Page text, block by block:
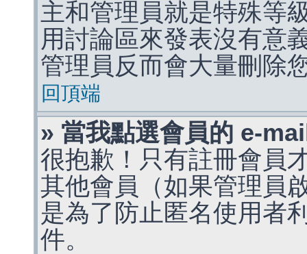
主和管理員就是特殊等
用討論區來發表沒有意
管理員反而會大量刪除
回頂端
» 當我點選會員的 e-
很抱歉！只有註冊會員
其他會員（如果管理員
是為了防止匿名使用者
件。